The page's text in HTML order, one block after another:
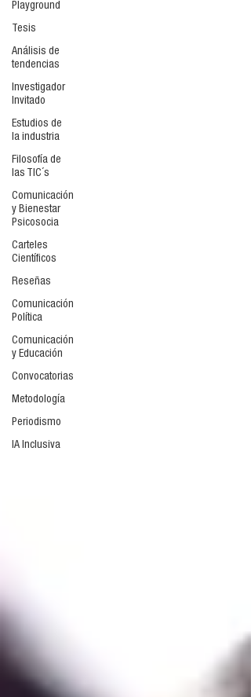
Playground
Tesis
Análisis de
tendencias
Investigador
Invitado
Estudios de
la industria
Filosofía de
las TIC´s
Comunicación
y Bienestar
Psicosocia
Carteles
Científicos
Reseñas
Comunicación
Política
Comunicación
y Educación
Convocatorias
Metodología
Periodismo
IA Inclusiva